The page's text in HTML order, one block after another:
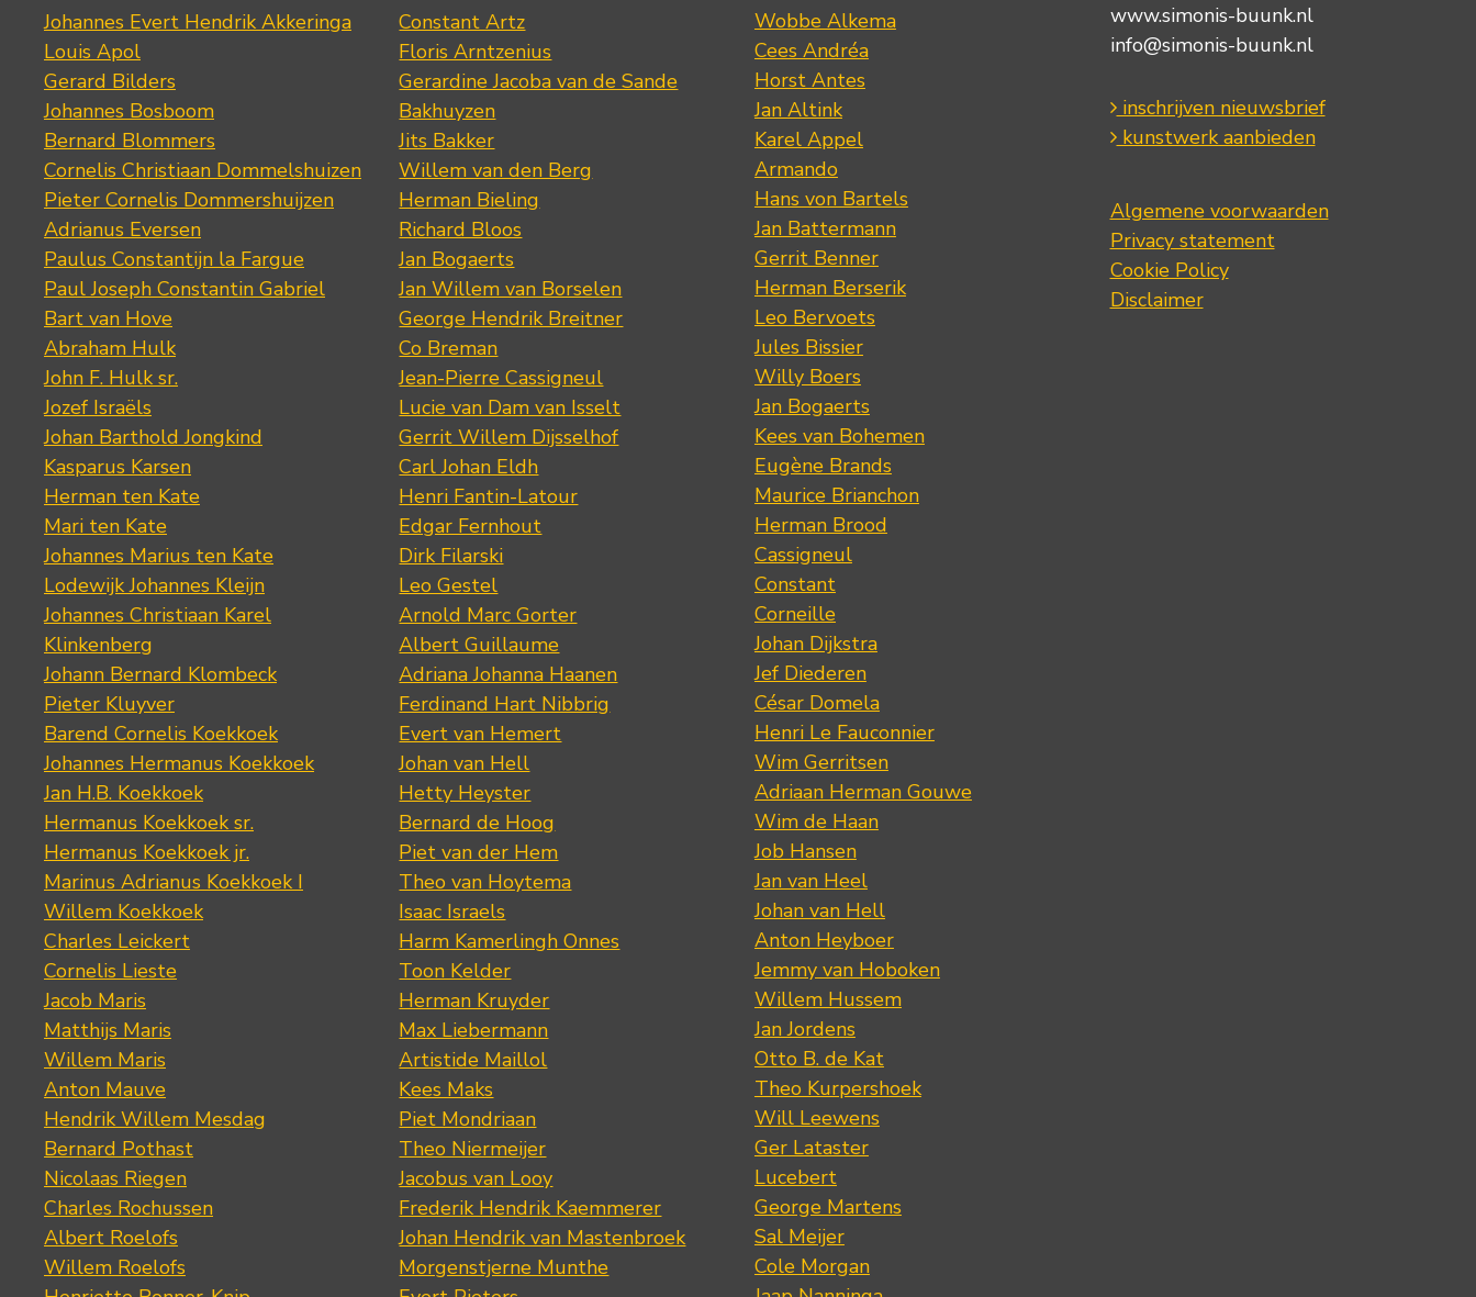
Johannes Evert Hendrik Akkeringa
Louis Apol
Gerard Bilders
Johannes Bosboom
Bernard Blommers
Cornelis Christiaan Dommelshuizen
Pieter Cornelis Dommershuijzen
Adrianus Eversen
Paulus Constantijn la Fargue
Paul Joseph Constantin Gabriel
Bart van Hove
Abraham Hulk
John F. Hulk sr.
Jozef Israëls
Johan Barthold Jongkind
Kasparus Karsen
Herman ten Kate
Mari ten Kate
Johannes Marius ten Kate
Lodewijk Johannes Kleijn
Johannes Christiaan Karel
Klinkenberg
Johann Bernard Klombeck
Pieter Kluyver
Barend Cornelis Koekkoek
Johannes Hermanus Koekkoek
Jan H.B. Koekkoek
Hermanus Koekkoek sr.
Hermanus Koekkoek jr.
Marinus Adrianus Koekkoek I
Willem Koekkoek
Charles Leickert
Cornelis Lieste
Jacob Maris
Matthijs Maris
Willem Maris
Anton Mauve
Hendrik Willem Mesdag
Bernard Pothast
Nicolaas Riegen
Charles Rochussen
Albert Roelofs
Willem Roelofs
Constant Artz
Floris Arntzenius
Gerardine Jacoba van de Sande
Bakhuyzen
Jits Bakker
Willem van den Berg
Herman Bieling
Richard Bloos
Jan Bogaerts
Jan Willem van Borselen
George Hendrik Breitner
Co Breman
Jean-Pierre Cassigneul
Lucie van Dam van Isselt
Gerrit Willem Dijsselhof
Carl Johan Eldh
Henri Fantin-Latour
Edgar Fernhout
Dirk Filarski
Leo Gestel
Arnold Marc Gorter
Albert Guillaume
Adriana Johanna Haanen
Ferdinand Hart Nibbrig
Evert van Hemert
Johan van Hell
Hetty Heyster
Bernard de Hoog
Piet van der Hem
Theo van Hoytema
Isaac Israels
Harm Kamerlingh Onnes
Toon Kelder
Herman Kruyder
Max Liebermann
Artistide Maillol
Kees Maks
Piet Mondriaan
Theo Niermeijer
Jacobus van Looy
Frederik Hendrik Kaemmerer
Johan Hendrik van Mastenbroek
Morgenstjerne Munthe
Wobbe Alkema
Cees Andréa
Horst Antes
Jan Altink
Karel Appel
Armando
Hans von Bartels
Jan Battermann
Gerrit Benner
Herman Berserik
Leo Bervoets
Jules Bissier
Willy Boers
Jan Bogaerts
Kees van Bohemen
Eugène Brands
Maurice Brianchon
Herman Brood
Cassigneul
Constant
Corneille
Johan Dijkstra
Jef Diederen
César Domela
Henri Le Fauconnier
Wim Gerritsen
Adriaan Herman Gouwe
Wim de Haan
Job Hansen
Jan van Heel
Johan van Hell
Anton Heyboer
Jemmy van Hoboken
Willem Hussem
Jan Jordens
Otto B. de Kat
Theo Kurpershoek
Will Leewens
Ger Lataster
Lucebert
George Martens
Sal Meijer
Cole Morgan
www.simonis-buunk.nl
info@simonis-buunk.nl
inschrijven nieuwsbrief
kunstwerk aanbieden
Algemene voorwaarden
Privacy statement
Cookie Policy
Disclaimer